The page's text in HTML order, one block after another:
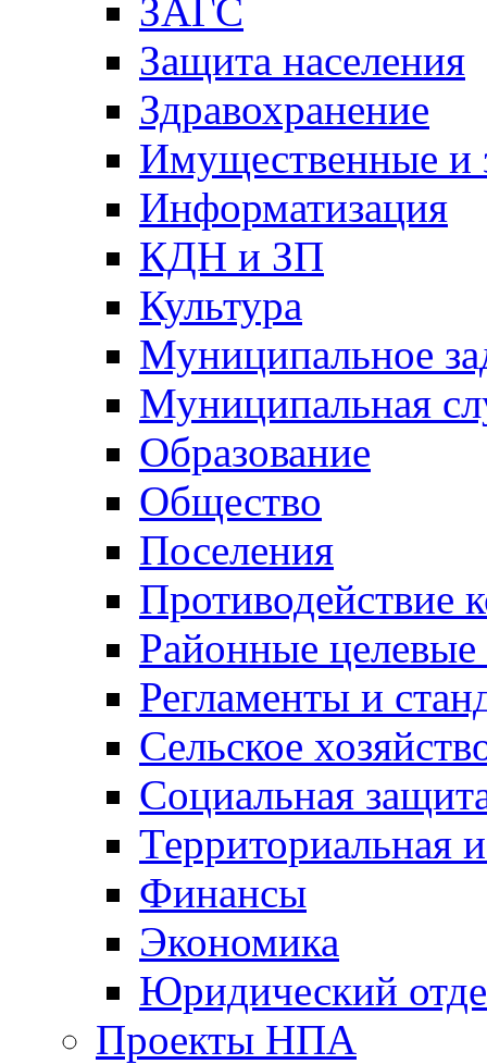
ЗАГС
Защита населения
Здравохранение
Имущественные и
Информатизация
КДН и ЗП
Культура
Муниципальное
Муниципальная
Образование
Общество
Поселения
Противодействие
Районные
Регламенты и
Сельское
Социальная
Территориальная
Финансы
Экономика
Юридический
Проекты НПА